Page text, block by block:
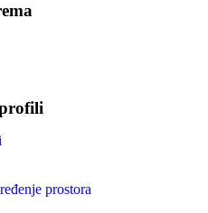
prostora